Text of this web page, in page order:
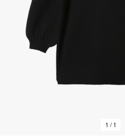
1 / 1